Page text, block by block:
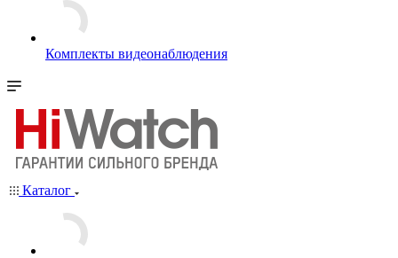
Комплекты видеонаблюдения
Каталог